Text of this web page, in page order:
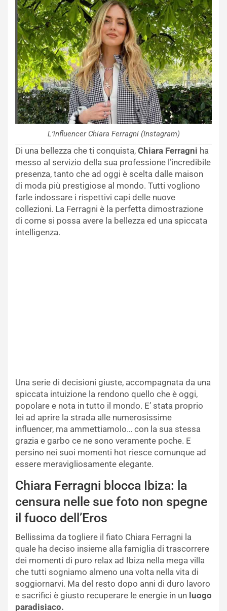
L’influencer Chiara Ferragni (Instagram)
Di una bellezza che ti conquista, Chiara Ferragni ha
messo al servizio della sua professione l’incredibile
presenza, tanto che ad oggi è scelta dalle maison
di moda più prestigiose al mondo. Tutti vogliono
farle indossare i rispettivi capi delle nuove
collezioni. La Ferragni è la perfetta dimostrazione
di come si possa avere la bellezza ed una spiccata
intelligenza.
Una serie di decisioni giuste, accompagnata da una
spiccata intuizione la rendono quello che è oggi,
popolare e nota in tutto il mondo. E’ stata proprio
lei ad aprire la strada alle numerosissime
influencer, ma ammettiamolo… con la sua stessa
grazia e garbo ce ne sono veramente poche. E
persino nei suoi momenti hot riesce comunque ad
essere meravigliosamente elegante.
Chiara Ferragni blocca Ibiza: la
censura nelle sue foto non spegne
il fuoco dell’Eros
Bellissima da togliere il fiato Chiara Ferragni la
quale ha deciso insieme alla famiglia di trascorrere
dei momenti di puro relax ad Ibiza nella mega villa
che tutti sogniamo almeno una volta nella vita di
soggiornarvi. Ma del resto dopo anni di duro lavoro
e sacrifici è giusto recuperare le energie in un luogo
paradisiaco.